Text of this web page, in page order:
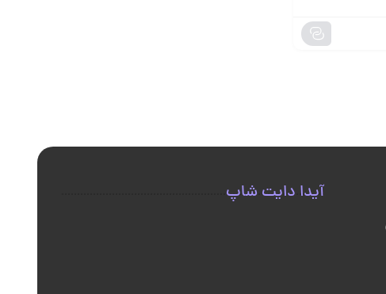
آیدا دایت شاپ